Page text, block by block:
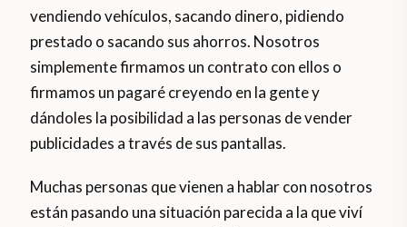
vendiendo vehículos, sacando dinero, pidiendo
prestado o sacando sus ahorros. Nosotros
simplemente firmamos un contrato con ellos o
firmamos un pagaré creyendo en la gente y
dándoles la posibilidad a las personas de vender
publicidades a través de sus pantallas.
Muchas personas que vienen a hablar con nosotros
están pasando una situación parecida a la que viví